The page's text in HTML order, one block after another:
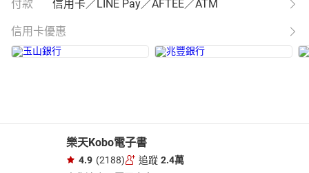
付款 信用卡／LINE Pay／AFTEE／ATM
信用卡優惠
樂天Kobo電子書
4.9 (2188) 追蹤 2.4萬